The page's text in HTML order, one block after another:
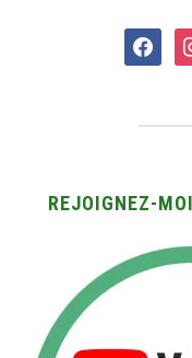
facebook
REJOIGNEZ-